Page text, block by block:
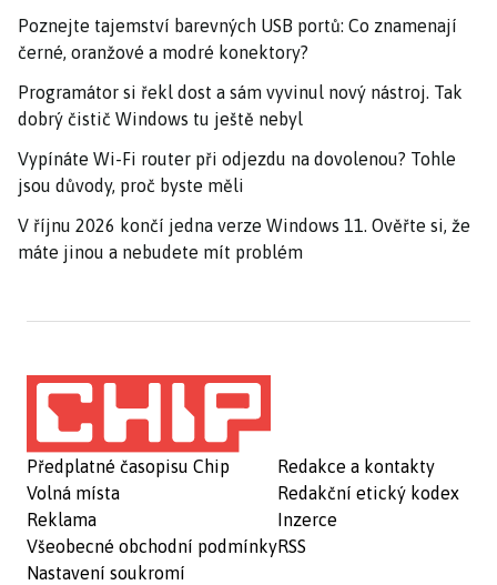
Poznejte tajemství barevných USB portů: Co znamenají
černé, oranžové a modré konektory?
Programátor si řekl dost a sám vyvinul nový nástroj. Tak
dobrý čistič Windows tu ještě nebyl
Vypínáte Wi-Fi router při odjezdu na dovolenou? Tohle
jsou důvody, proč byste měli
V říjnu 2026 končí jedna verze Windows 11. Ověřte si, že
máte jinou a nebudete mít problém
Předplatné časopisu Chip
Volná místa
Reklama
Všeobecné obchodní podmínky
Nastavení soukromí
Redakce a kontakty
Redakční etický kodex
Inzerce
RSS